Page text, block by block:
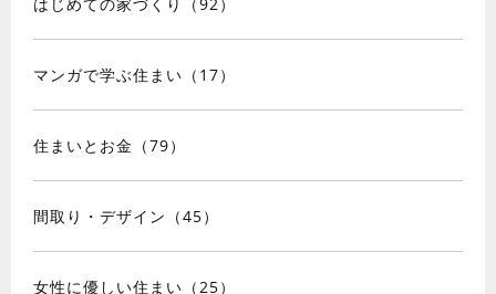
マンガで学ぶ住まい（17）
住まいとお金（79）
間取り・デザイン（45）
女性に優しい住まい（25）